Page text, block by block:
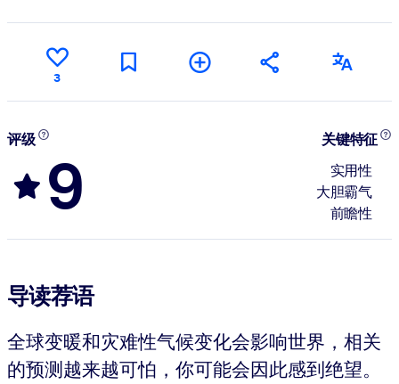
3
评级
9
关键特征
实用性
大胆霸气
前瞻性
导读荐语
全球变暖和灾难性气候变化会影响世界，相关
的预测越来越可怕，你可能会因此感到绝望。